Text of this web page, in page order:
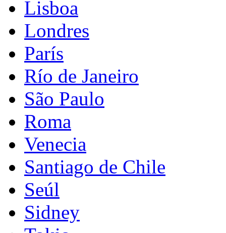
Lisboa
Londres
París
Río de Janeiro
São Paulo
Roma
Venecia
Santiago de Chile
Seúl
Sidney